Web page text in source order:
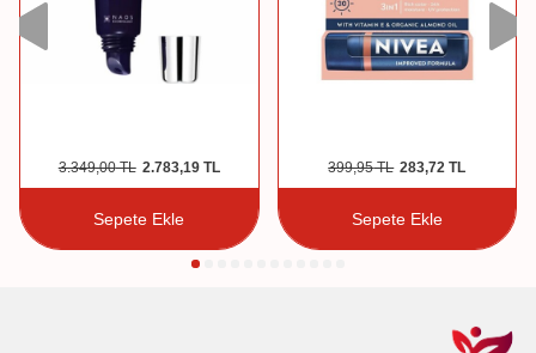
3.349,00TL 2.783,19TL
Sepete Ekle
399,95TL 283,72 TL
Sepete Ekle